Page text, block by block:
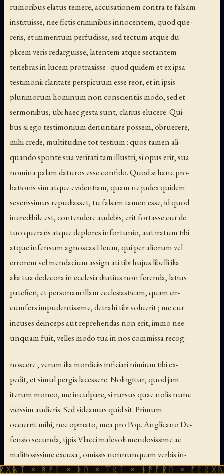
rumoribus elatus temere, accusationem contra te falsam
instituisse, nee fictis criminibus innocentem, quod que-
reris, et immeritum perfudisse, sed tectum atque du-
plicem veris redarguisse, latentem atque sectantem
tenebras in lucem protraxisse : quod quidem et ex ipsa
testimonii claritate perspicuum esse reor, et in ipsis
plurimorum hominum non conscientiis modo, sed et
sermonibus, ubi haec gesta sunt, clarius elucere. Qui-
bus si ego testimonium denuntiare possem, obruerere,
mihi crede, multitudine tot testium : quos tamen ali-
quando sponte sua veritati tam illustri, si opus erit, sua
nomina palam daturos esse confido. Quod si hanc pro-
bationis vim atque evidentiam, quam ne judex quidem
severissimus repudiasset, tu falsam tamen esse, id quod
incredibile est, contendere audebis, erit fortasse cur de
tuo queraris atque deplores infortunio, aut iratum tibi
atque infensum agnoscas Deum, qui per aliorum vel
errorem vel mendacium assign ati tibi hujus libelli ilia
alia tua dedecora in ecclesia diutius non ferenda, latius
patefieri, et personam illam ecclesiasticam, quam cir-
cumfers impudentissime, detrahi tibi voluerit ; me cur
incuses deinceps aut reprehendas non erit, immo nee
unquam fuit, velles modo tua in nos commissa recog-
noscere ; verum ilia mordiciis inficiari nimium tibi ex-
pedit, et simul pergis lacessere. Noli igitur, quod jam
iterum moneo, me inculpare, si rursus quae nolis nunc
vicissim audieris. Sed videamus quid sit. Primum
occurrit mihi, nee opinato, mea pro Pop. Anglicano De-
fensio secunda, tjpis Vlacci malevoli mendosissime ac
malitiosissime excusa ; omissis nonnunquam verbis in-
tegris, non sine structural totius atque sententiae vel de-
× ᚦᚢ × ᛠᚱᛏ × ᚾᚫᚠᚱᛖ × ᚠᚩᚱᚷᚣᛏ ×